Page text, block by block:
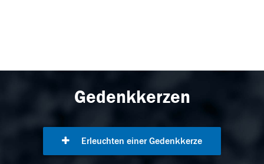
Gedenkkerzen
Erleuchten einer Gedenkkerze